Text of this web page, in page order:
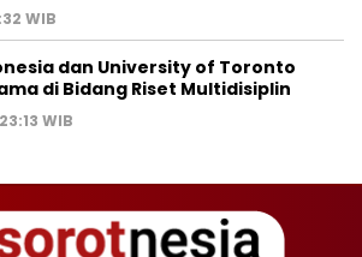
WIB
dan University of Toronto
di Bidang Riset Multidisiplin
WIB